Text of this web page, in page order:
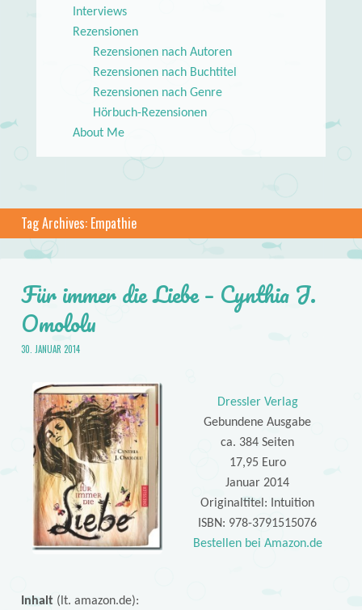
Interviews
Rezensionen
Rezensionen nach Autoren
Rezensionen nach Buchtitel
Rezensionen nach Genre
Hörbuch-Rezensionen
About Me
Tag Archives: Empathie
Für immer die Liebe – Cynthia J.
Omololu
30. JANUAR 2014
Dressler Verlag
Gebundene Ausgabe
ca. 384 Seiten
17,95 Euro
Januar 2014
Originaltitel: Intuition
ISBN: 978-3791515076
Bestellen bei Amazon.de
Inhalt (lt. amazon.de):